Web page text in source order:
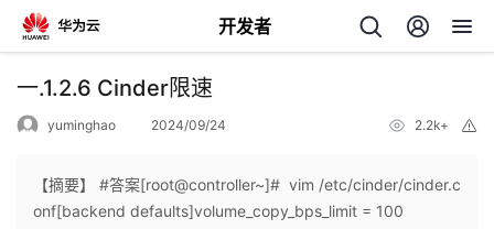
开发者
返
一.1.2.6 Cinder限速
yuminghao 2024/09/24 2.2k+
【摘要】 #答案[root@controller~]# vim /etc/cinder/cinder.c
onf[backend defaults]volume_copy_bps_limit = 100